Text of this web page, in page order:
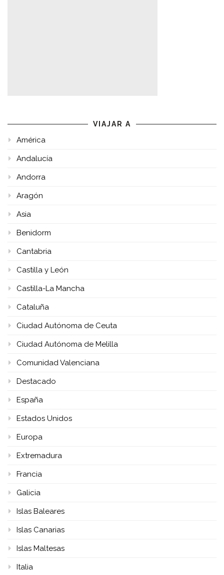
VIAJAR A
América
Andalucía
Andorra
Aragón
Asia
Benidorm
Cantabria
Castilla y León
Castilla-La Mancha
Cataluña
Ciudad Autónoma de Ceuta
Ciudad Autónoma de Melilla
Comunidad Valenciana
Destacado
España
Estados Unidos
Europa
Extremadura
Francia
Galicia
Islas Baleares
Islas Canarias
Islas Maltesas
Italia